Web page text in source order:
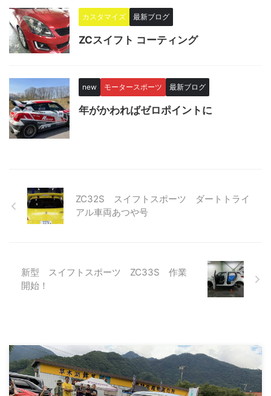
カスタマイズ 最新ブログ
ZCスイフト コーティング
new モータースポーツ 最新ブログ
年がかわればゼロポイントに
ZC32S スイフトスポーツ ダートトライ
アル車両あつや号
新型 スイフトスポーツ ZC33S 作業
開始！